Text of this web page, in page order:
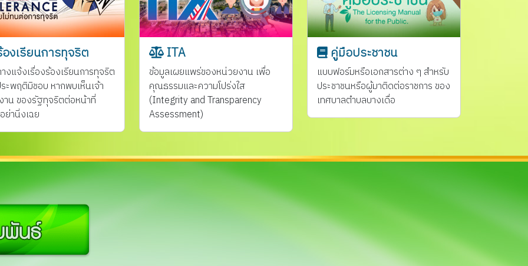
งเรียนการทุจริต
งแจ้งเรื่องร้องเรียนการทุจริต
ะพฤติมิชอบ หากพบเห็นเจ้า
น ของรัฐทุจริตต่อหน้าที่
ย่านิ่งเฉย
ITA
ข้อมูลเผยแพร่ของหน่วยงาน เพื่อ
คุณธรรมและความโปร่งใส
(Integrity and Transparency
Assessment)
คูู่มือประชาชน
แบบฟอร์มหรือเอกสารต่าง ๆ สำหรับ
ประชาชนหรือผู้มาติดต่อราชการ ของ
เทศบาลตำบลบางเดื่อ